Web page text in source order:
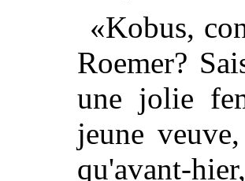
«Kobus,
Roemer?
une jolie
jeune
qu'avant-